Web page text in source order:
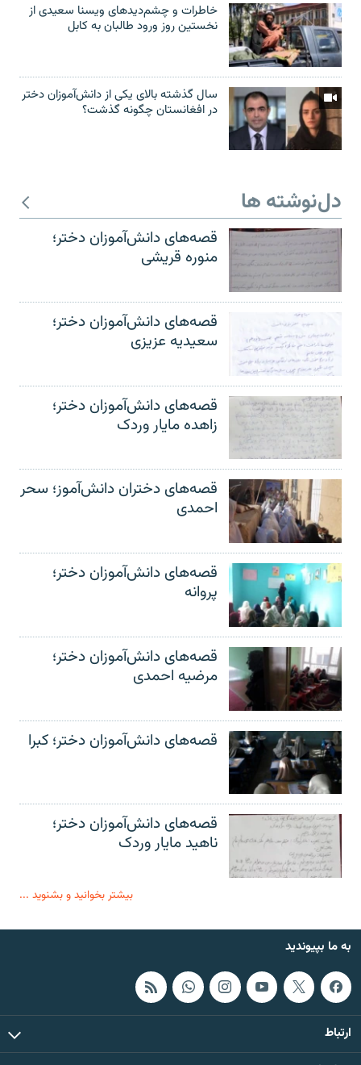
خاطرات و چشم‌دید‌های ویسنا سعیدی از
نخستین روز ورود طالبان به کابل
سال گذشته بالای یکی از دانش‌آموزان دختر
در افغانستان چگونه گذشت؟
دل‌نوشته ها
قصه‌های دانش‌آموزان دختر؛
منوره قریشی
قصه‌های دانش‌آموزان دختر؛
سعیدیه عزیزی
قصه‌های دانش‌آموزان دختر؛
زاهده مایار وردک
قصه‌های دختران دانش‌آموز؛ سحر
احمدی
قصه‌های دانش‌آموزان دختر؛
پروانه
قصه‌های دانش‌آموزان دختر؛
مرضیه احمدی
قصه‌های دانش‌آموزان دختر؛ کبرا
قصه‌های دانش‌آموزان دختر؛
ناهید مایار وردک
بیشتر بخوانید و بشنوید ...
به ما بپیوندید
ارتباط